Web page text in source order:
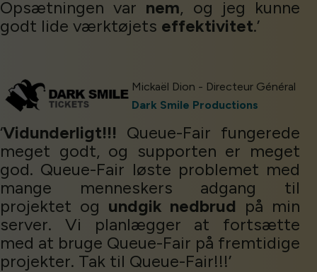
Opsætningen var nem, og jeg kunne
godt lide værktøjets effektivitet.’
Mickaël Dion - Directeur Général
Dark Smile Productions
‘Vidunderligt!!! Queue-Fair fungerede
meget godt, og supporten er meget
god. Queue-Fair løste problemet med
mange menneskers adgang til
projektet og undgik nedbrud på min
server. Vi planlægger at fortsætte
med at bruge Queue-Fair på fremtidige
projekter. Tak til Queue-Fair!!!’